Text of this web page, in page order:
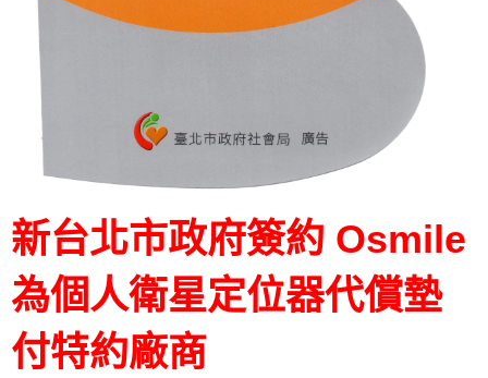
新台北市政府簽約 Osmile
為個人衛星定位器代償墊
付特約廠商